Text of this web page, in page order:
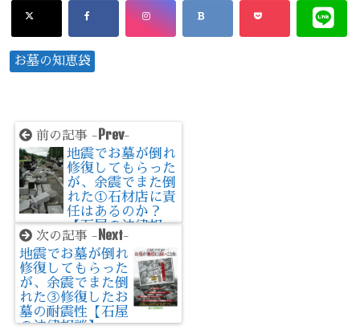
お墓の知恵袋
前の記事 -Prev-
地震でお墓が倒れ
修復してもらった
が、余震でまた倒
れた①石材店に責
任はあるのか？
【石屋の法律相
談】
次の記事 -Next-
地震でお墓が倒れ
修復してもらった
が、余震でまた倒
れた③修復したお
墓の耐震性【石屋
の法律相談】